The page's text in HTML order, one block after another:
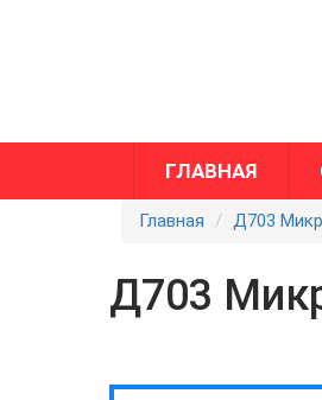
ГЛАВНАЯ
Главная Д703
Д703